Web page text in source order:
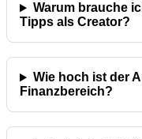
Warum brauche
Tipps als Creator?
Wie hoch ist der
Finanzbereich?